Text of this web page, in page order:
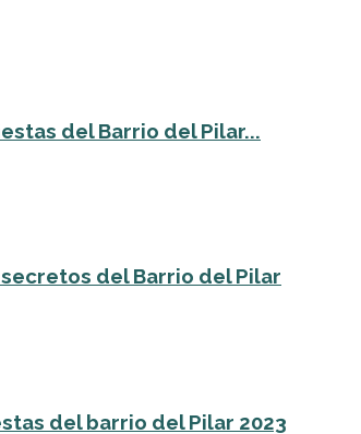
del Barrio del Pilar...
del Barrio del Pilar
del barrio del Pilar 2023